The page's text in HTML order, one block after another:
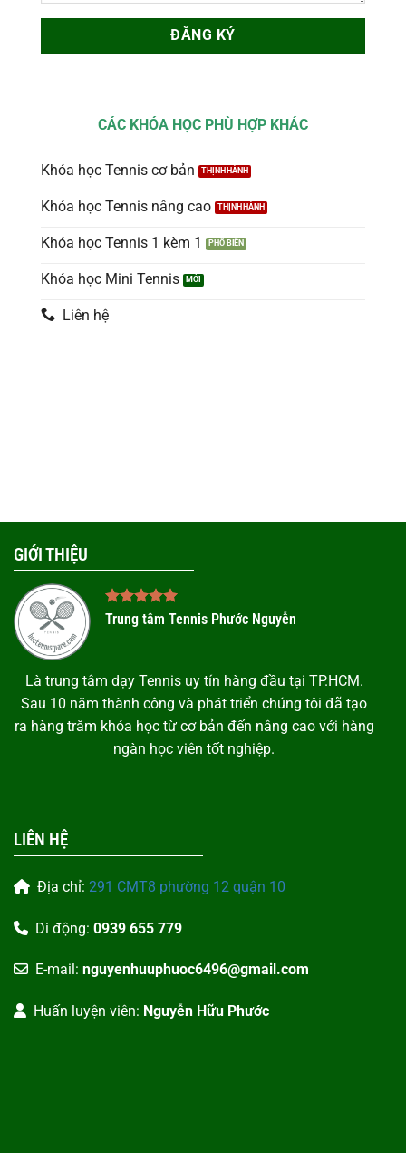
CÁC KHÓA HỌC PHÙ HỢP KHÁC
Khóa học Tennis cơ bản
Khóa học Tennis nâng cao
Khóa học Tennis 1 kèm 1
Khóa học Mini Tennis
Liên hệ
GIỚI THIỆU
Trung tâm Tennis Phước Nguyễn
Là trung tâm dạy Tennis uy tín hàng đầu tại TP.HCM.
Sau 10 năm thành công và phát triển chúng tôi đã tạo
ra hàng trăm khóa học từ cơ bản đến nâng cao với hàng
ngàn học viên tốt nghiệp.
LIÊN HỆ
Địa chỉ: 291 CMT8 phường 12 quận 10
Di động: 0939 655 779
E-mail: nguyenhuuphuoc6496@gmail.com
Huấn luyện viên: Nguyễn Hữu Phước